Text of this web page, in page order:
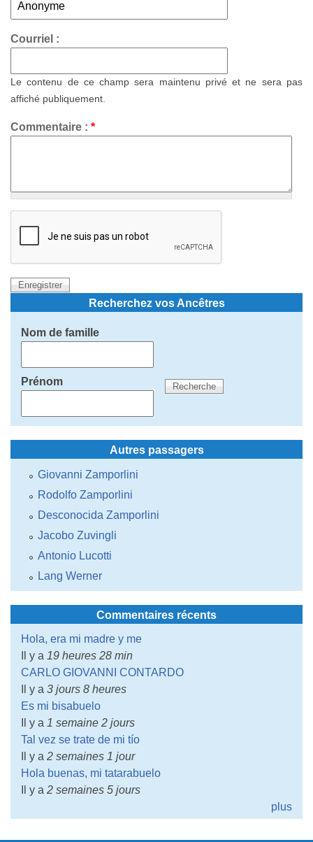
Courriel :
Le contenu de ce champ sera maintenu privé et ne sera pas
affiché publiquement.
Commentaire : *
Recherchez vos Ancêtres
Nom de famille
Prénom
Autres passagers
Giovanni Zamporlini
Rodolfo Zamporlini
Desconocida Zamporlini
Jacobo Zuvingli
Antonio Lucotti
Lang Werner
Commentaires récents
Hola, era mi madre y me
Il y a 19 heures 28 min
CARLO GIOVANNI CONTARDO
Il y a 3 jours 8 heures
Es mi bisabuelo
Il y a 1 semaine 2 jours
Tal vez se trate de mi tío
Il y a 2 semaines 1 jour
Hola buenas, mi tatarabuelo
Il y a 2 semaines 5 jours
plus